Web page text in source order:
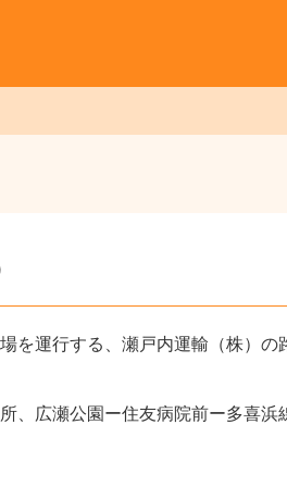
を運行する、瀬戸内運輸（株）の
、広瀬公園ー住友病院前ー多喜浜